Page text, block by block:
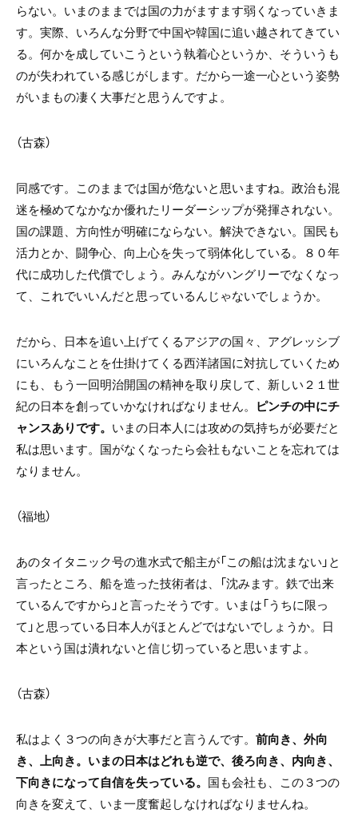
らない。いまのままでは国の力がますます弱くなっていきま
す。実際、いろんな分野で中国や韓国に追い越されてきてい
る。何かを成していこうという執着心というか、そういうも
のが失われている感じがします。だから一途一心という姿勢
がいまもの凄く大事だと思うんですよ。
（古森）
同感です。このままでは国が危ないと思いますね。政治も混
迷を極めてなかなか優れたリーダーシップが発揮されない。
国の課題、方向性が明確にならない。解決できない。国民も
活力とか、闘争心、向上心を失って弱体化している。８０年
代に成功した代償でしょう。みんながハングリーでなくなっ
て、これでいいんだと思っているんじゃないでしょうか。
だから、日本を追い上げてくるアジアの国々、アグレッシブ
にいろんなことを仕掛けてくる西洋諸国に対抗していくため
にも、もう一回明治開国の精神を取り戻して、新しい２１世
紀の日本を創っていかなければなりません。 ピンチの中にチ
ャンスありです。 いまの日本人には攻めの気持ちが必要だと
私は思います。国がなくなったら会社もないことを忘れては
なりません。
（福地）
あのタイタニック号の進水式で船主が「この船は沈まない」と
言ったところ、船を造った技術者は、「沈みます。鉄で出来
ているんですから」と言ったそうです。いまは「うちに限っ
て」と思っている日本人がほとんどではないでしょうか。日
本という国は潰れないと信じ切っていると思いますよ。
（古森）
私はよく３つの向きが大事だと言うんです。 前向き、外向
き、上向き。いまの日本はどれも逆で、後ろ向き、内向き、
下向きになって自信を失っている。 国も会社も、この３つの
向きを変えて、いま一度奮起しなければなりませんね。